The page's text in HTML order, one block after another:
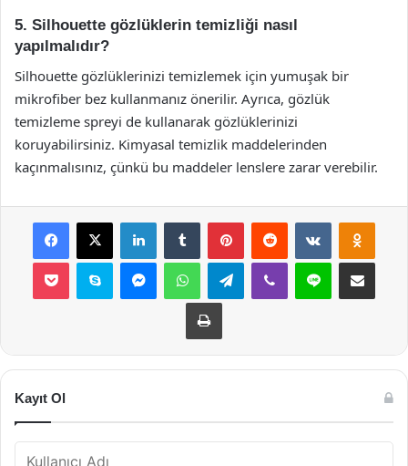
5. Silhouette gözlüklerin temizliği nasıl
yapılmalıdır?
Silhouette gözlüklerinizi temizlemek için yumuşak bir
mikrofiber bez kullanmanız önerilir. Ayrıca, gözlük
temizleme spreyi de kullanarak gözlüklerinizi
koruyabilirsiniz. Kimyasal temizlik maddelerinden
kaçınmalısınız, çünkü bu maddeler lenslere zarar verebilir.
Facebook
X LinkedInTumblr PinterestReddit VKontakte
Pocket Skype MessengerWhatsAppTelegramViber Line E-Posta ile
Yazdır
Kayıt Ol